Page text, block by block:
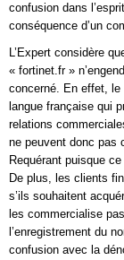
confusion dans
conséquence d’un
L’Expert considère
« fortinet.fr »
concerné. En effet, le
langue française qui
relations
ne peuvent donc pas
Requérant puisque
De plus, les clients
s’ils souhaitent
les commercialise
l’enregistrement du
confusion avec la